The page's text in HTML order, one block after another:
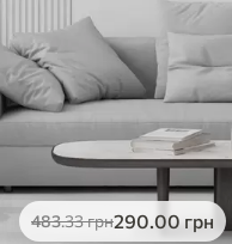
483.33грн290.00 грн